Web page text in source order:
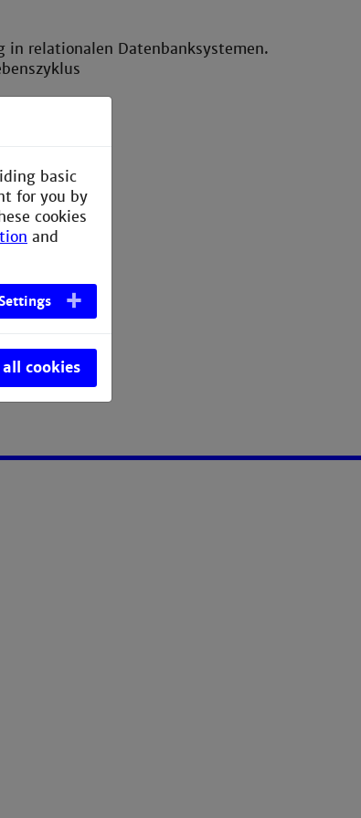
in relationalen Datenbanksystemen.
basic
for you by
cookies
and
Settings
cookies